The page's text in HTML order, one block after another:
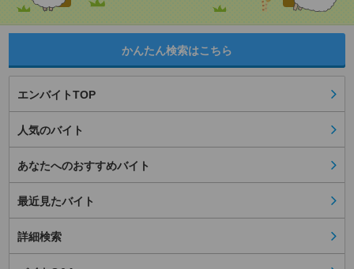
かんたん検索はこちら
エンバイトTOP
人気のバイト
あなたへのおすすめバイト
最近見たバイト
詳細検索